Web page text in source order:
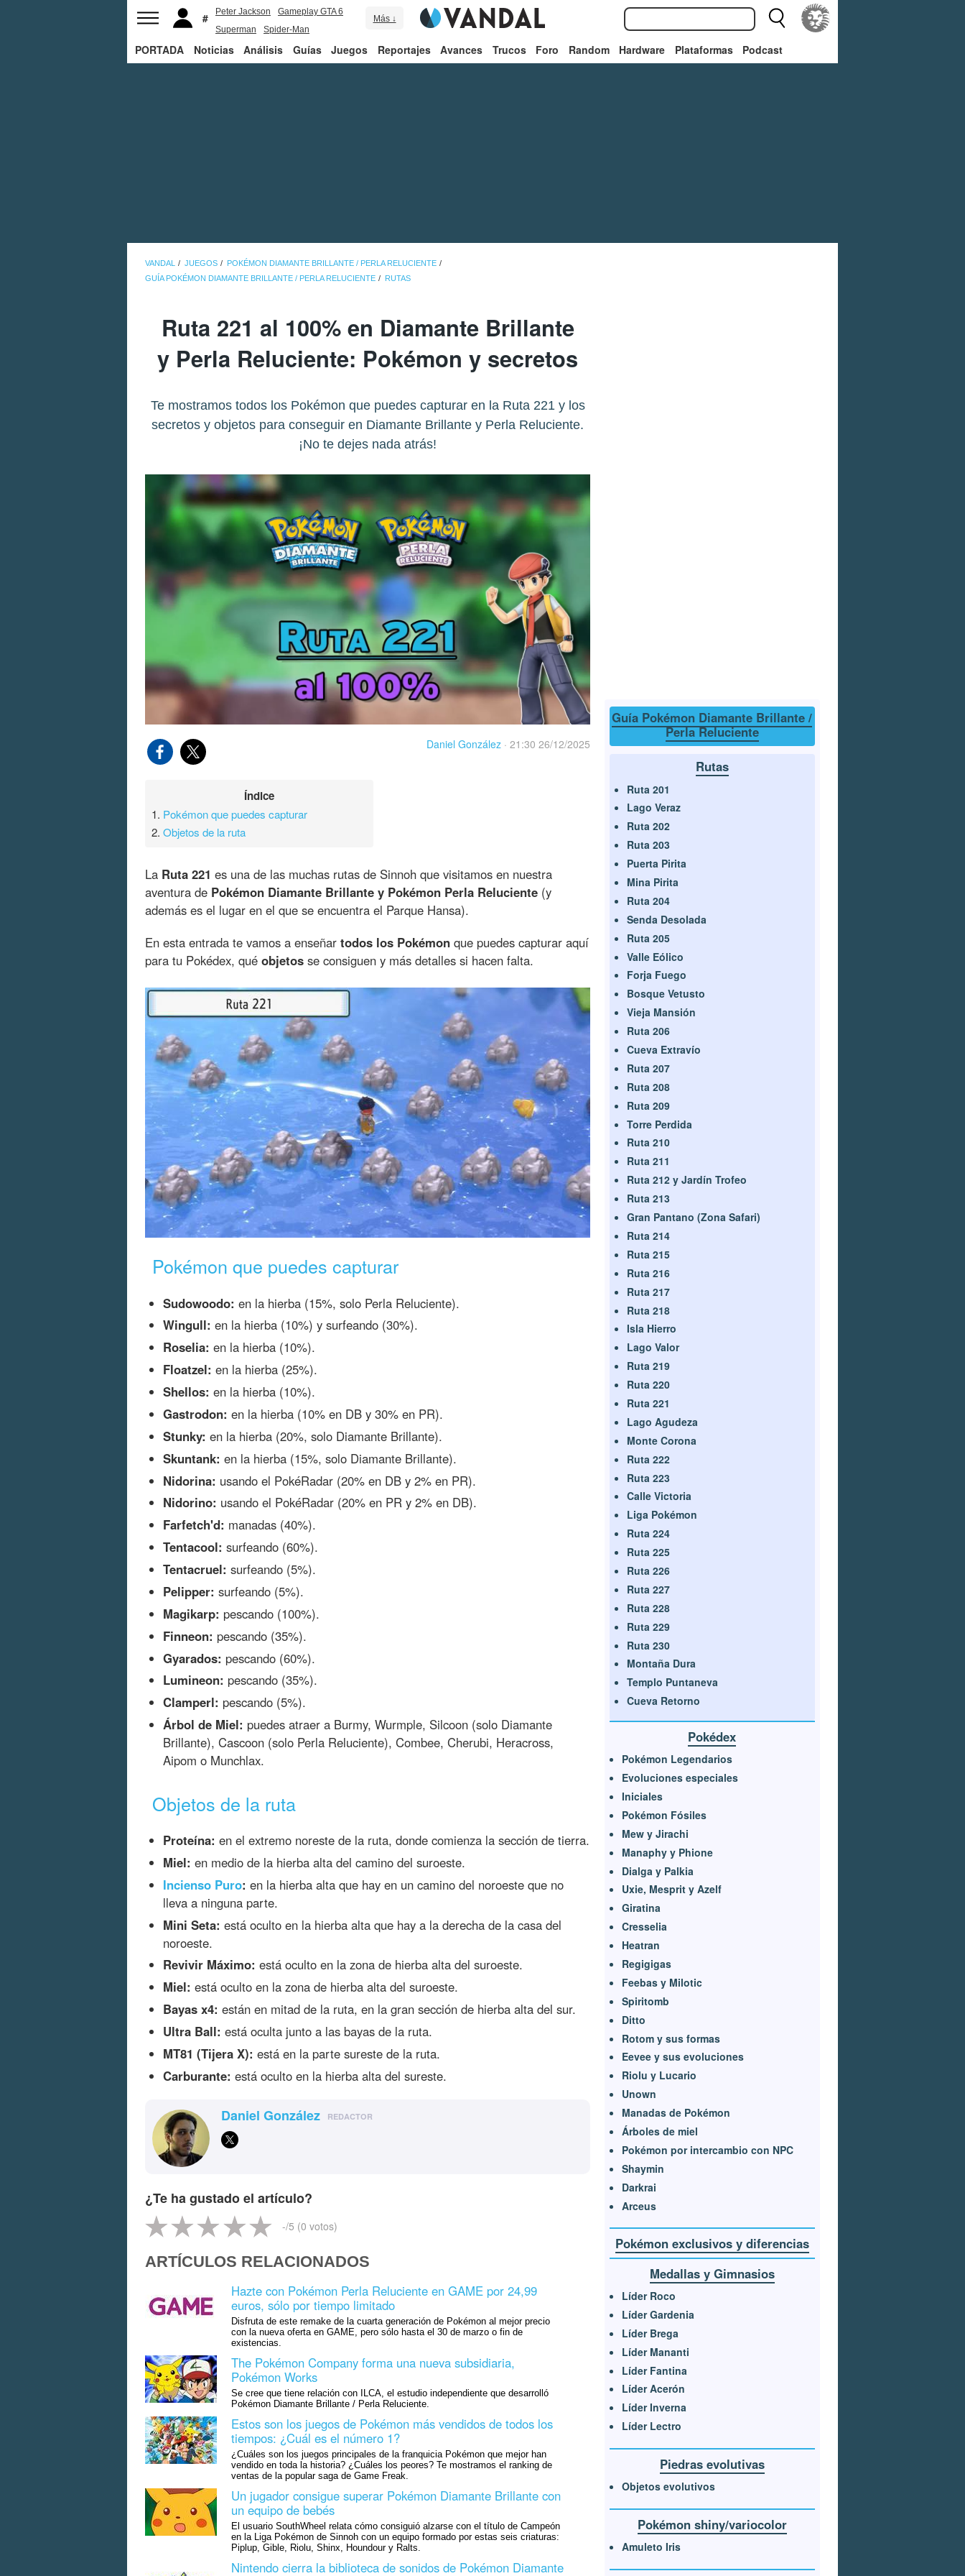
Peter Jackson
Gameplay GTA 6
Superman
Spider-Man
Más ↓
PORTADA Noticias Análisis Guías Juegos Reportajes Avances Trucos Foro Random Hardware Plataformas Podcast
VANDAL JUEGOS
POKÉMON DIAMANTE BRILLANTE / PERLA RELUCIENTE
GUÍA POKÉMON DIAMANTE BRILLANTE / PERLA RELUCIENTE
RUTAS
Ruta 221 al 100% en Diamante Brillante
y Perla Reluciente: Pokémon y secretos
Te mostramos todos los Pokémon que puedes capturar en la Ruta 221 y los
secretos y objetos para conseguir en Diamante Brillante y Perla Reluciente.
¡No te dejes nada atrás!
Daniel González · 21:30 26/12/2025
Índice
1. Pokémon que puedes capturar
2.Objetos de la ruta
La Ruta 221 es una de las muchas rutas de Sinnoh que visitamos en nuestra
aventura de Pokémon Diamante Brillante y Pokémon Perla Reluciente (y
además es el lugar en el que se encuentra el Parque Hansa).
En esta entrada te vamos a enseñar todos los Pokémon que puedes capturar aquí
para tu Pokédex, qué objetos se consiguen y más detalles si hacen falta.
Pokémon que puedes capturar
Sudowoodo: en la hierba (15%, solo Perla Reluciente).
Wingull: en la hierba (10%) y surfeando (30%).
Roselia: en la hierba (10%).
Floatzel: en la hierba (25%).
Shellos: en la hierba (10%).
Gastrodon: en la hierba (10% en DB y 30% en PR).
Stunky: en la hierba (20%, solo Diamante Brillante).
Skuntank: en la hierba (15%, solo Diamante Brillante).
Nidorina: usando el PokéRadar (20% en DB y 2% en PR).
Nidorino: usando el PokéRadar (20% en PR y 2% en DB).
Farfetch'd: manadas (40%).
Tentacool: surfeando (60%).
Tentacruel: surfeando (5%).
Pelipper: surfeando (5%).
Magikarp: pescando (100%).
Finneon: pescando (35%).
Gyarados: pescando (60%).
Lumineon: pescando (35%).
Clamperl: pescando (5%).
Árbol de Miel: puedes atraer a Burmy, Wurmple, Silcoon (solo Diamante
Brillante), Cascoon (solo Perla Reluciente), Combee, Cherubi, Heracross,
Aipom o Munchlax.
Objetos de la ruta
Proteína: en el extremo noreste de la ruta, donde comienza la sección de tierra.
Miel: en medio de la hierba alta del camino del suroeste.
Incienso Puro: en la hierba alta que hay en un camino del noroeste que no
lleva a ninguna parte.
Mini Seta: está oculto en la hierba alta que hay a la derecha de la casa del
noroeste.
Revivir Máximo: está oculto en la zona de hierba alta del suroeste.
Miel: está oculto en la zona de hierba alta del suroeste.
Bayas x4: están en mitad de la ruta, en la gran sección de hierba alta del sur.
Ultra Ball: está oculta junto a las bayas de la ruta.
MT81 (Tijera X): está en la parte sureste de la ruta.
Carburante: está oculto en la hierba alta del sureste.
Daniel González REDACTOR
¿Te ha gustado el artículo?
-/5 (0 votos)
ARTÍCULOS RELACIONADOS
Hazte con Pokémon Perla Reluciente en GAME por 24,99
euros, sólo por tiempo limitado
Disfruta de este remake de la cuarta generación de Pokémon al mejor precio
con la nueva oferta en GAME, pero sólo hasta el 30 de marzo o fin de
existencias.
The Pokémon Company forma una nueva subsidiaria,
Pokémon Works
Se cree que tiene relación con ILCA, el estudio independiente que desarrolló
Pokémon Diamante Brillante / Perla Reluciente.
Estos son los juegos de Pokémon más vendidos de todos los
tiempos: ¿Cuál es el número 1?
¿Cuáles son los juegos principales de la franquicia Pokémon que mejor han
vendido en toda la historia? ¿Cuáles los peores? Te mostramos el ranking de
ventas de la popular saga de Game Freak.
Un jugador consigue superar Pokémon Diamante Brillante con
un equipo de bebés
El usuario SouthWheel relata cómo consiguió alzarse con el título de Campeón
en la Liga Pokémon de Sinnoh con un equipo formado por estas seis criaturas:
Piplup, Gible, Riolu, Shinx, Houndour y Ralts.
Nintendo cierra la biblioteca de sonidos de Pokémon Diamante
Guía Pokémon Diamante Brillante /
Perla Reluciente
Rutas
Ruta 201
Lago Veraz
Ruta 202
Ruta 203
Puerta Pirita
Mina Pirita
Ruta 204
Senda Desolada
Ruta 205
Valle Eólico
Forja Fuego
Bosque Vetusto
Vieja Mansión
Ruta 206
Cueva Extravío
Ruta 207
Ruta 208
Ruta 209
Torre Perdida
Ruta 210
Ruta 211
Ruta 212 y Jardín Trofeo
Ruta 213
Gran Pantano (Zona Safari)
Ruta 214
Ruta 215
Ruta 216
Ruta 217
Ruta 218
Isla Hierro
Lago Valor
Ruta 219
Ruta 220
Ruta 221
Lago Agudeza
Monte Corona
Ruta 222
Ruta 223
Calle Victoria
Liga Pokémon
Ruta 224
Ruta 225
Ruta 226
Ruta 227
Ruta 228
Ruta 229
Ruta 230
Montaña Dura
Templo Puntaneva
Cueva Retorno
Pokédex
Pokémon Legendarios
Evoluciones especiales
Iniciales
Pokémon Fósiles
Mew y Jirachi
Manaphy y Phione
Dialga y Palkia
Uxie, Mesprit y Azelf
Giratina
Cresselia
Heatran
Regigigas
Feebas y Milotic
Spiritomb
Ditto
Rotom y sus formas
Eevee y sus evoluciones
Riolu y Lucario
Unown
Manadas de Pokémon
Árboles de miel
Pokémon por intercambio con NPC
Shaymin
Darkrai
Arceus
Pokémon exclusivos y diferencias
Medallas y Gimnasios
Líder Roco
Líder Gardenia
Líder Brega
Líder Mananti
Líder Fantina
Líder Acerón
Líder Inverna
Líder Lectro
Piedras evolutivas
Objetos evolutivos
Pokémon shiny/variocolor
Amuleto Iris